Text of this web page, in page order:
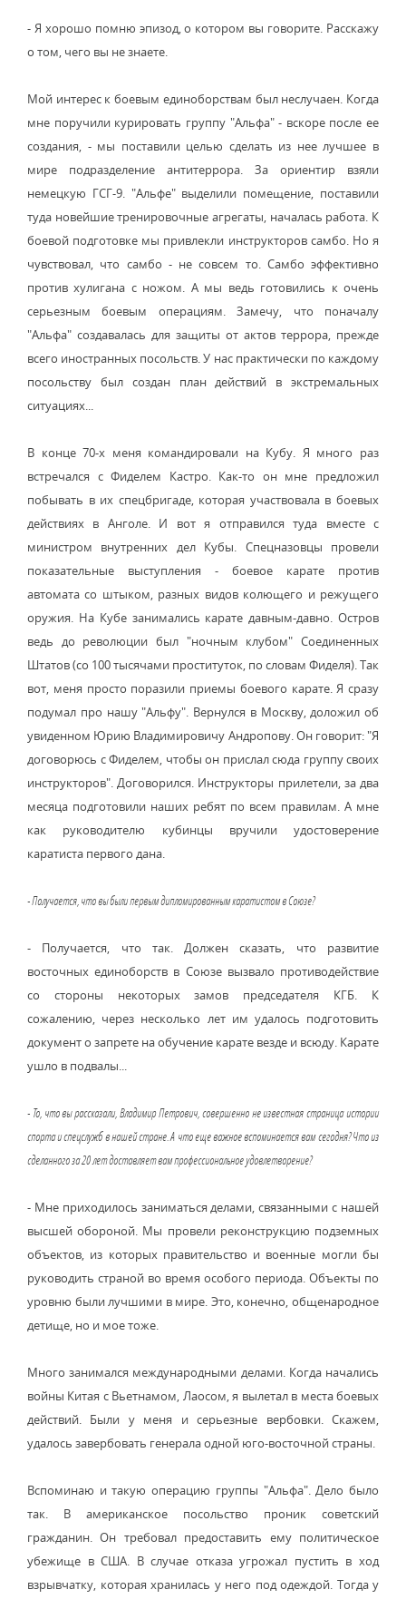
- Я хорошо помню эпизод, о котором вы говорите. Расскажу
о том, чего вы не знаете.
Мой интерес к боевым единоборствам был неслучаен. Когда
мне поручили курировать группу "Альфа" - вскоре после ее
создания, - мы поставили целью сделать из нее лучшее в
мире подразделение антитеррора. За ориентир взяли
немецкую ГСГ-9. "Альфе" выделили помещение, поставили
туда новейшие тренировочные агрегаты, началась работа. К
боевой подготовке мы привлекли инструкторов самбо. Но я
чувствовал, что самбо - не совсем то. Самбо эффективно
против хулигана с ножом. А мы ведь готовились к очень
серьезным боевым операциям. Замечу, что поначалу
"Альфа" создавалась для защиты от актов террора, прежде
всего иностранных посольств. У нас практически по каждому
посольству был создан план действий в экстремальных
ситуациях...
В конце 70-х меня командировали на Кубу. Я много раз
встречался с Фиделем Кастро. Как-то он мне предложил
побывать в их спецбригаде, которая участвовала в боевых
действиях в Анголе. И вот я отправился туда вместе с
министром внутренних дел Кубы. Спецназовцы провели
показательные выступления - боевое карате против
автомата со штыком, разных видов колющего и режущего
оружия. На Кубе занимались карате давным-давно. Остров
ведь до революции был "ночным клубом" Соединенных
Штатов (со 100 тысячами проституток, по словам Фиделя). Так
вот, меня просто поразили приемы боевого карате. Я сразу
подумал про нашу "Альфу". Вернулся в Москву, доложил об
увиденном Юрию Владимировичу Андропову. Он говорит: "Я
договорюсь с Фиделем, чтобы он прислал сюда группу своих
инструкторов". Договорился. Инструкторы прилетели, за два
месяца подготовили наших ребят по всем правилам. А мне
как руководителю кубинцы вручили удостоверение
каратиста первого дана.
- Получается, что вы были первым дипломированным каратистом в Союзе?
- Получается, что так. Должен сказать, что развитие
восточных единоборств в Союзе вызвало противодействие
со стороны некоторых замов председателя КГБ. К
сожалению, через несколько лет им удалось подготовить
документ о запрете на обучение карате везде и всюду. Карате
ушло в подвалы...
- То, что вы рассказали, Владимир Петрович, совершенно не известная страница истории
спорта и спецслужб в нашей стране. А что еще важное вспоминается вам сегодня? Что из
сделанного за 20 лет доставляет вам профессиональное удовлетворение?
- Мне приходилось заниматься делами, связанными с нашей
высшей обороной. Мы провели реконструкцию подземных
объектов, из которых правительство и военные могли бы
руководить страной во время особого периода. Объекты по
уровню были лучшими в мире. Это, конечно, общенародное
детище, но и мое тоже.
Много занимался международными делами. Когда начались
войны Китая с Вьетнамом, Лаосом, я вылетал в места боевых
действий. Были у меня и серьезные вербовки. Скажем,
удалось завербовать генерала одной юго-восточной страны.
Вспоминаю и такую операцию группы "Альфа". Дело было
так. В американское посольство проник советский
гражданин. Он требовал предоставить ему политическое
убежище в США. В случае отказа угрожал пустить в ход
взрывчатку, которая хранилась у него под одеждой. Тогда у